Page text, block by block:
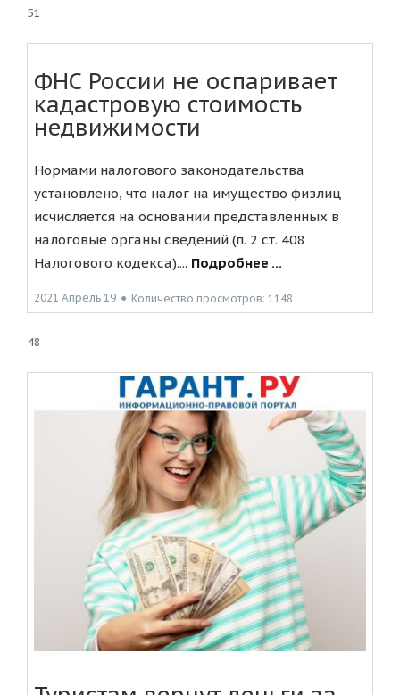
51
ФНС России не оспаривает
кадастровую стоимость
недвижимости
Нормами налогового законодательства
установлено, что налог на имущество физлиц
исчисляется на основании представленных в
налоговые органы сведений (п. 2 ст. 408
Налогового кодекса).... Подробнее ...
2021 Апрель 19 ● Количество просмотров: 1148
48